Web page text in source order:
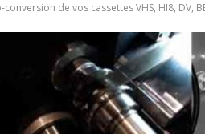
de vos cassettes VHS, HI8, DV,